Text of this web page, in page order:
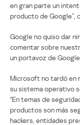
en gran parte un
producto de Google”,
Google no quiso dar
comentar sobre
un portavoz de Google.
Microsoft no tardó en
su sistema operativo
“En temas de
productos son más
hackers, entidades